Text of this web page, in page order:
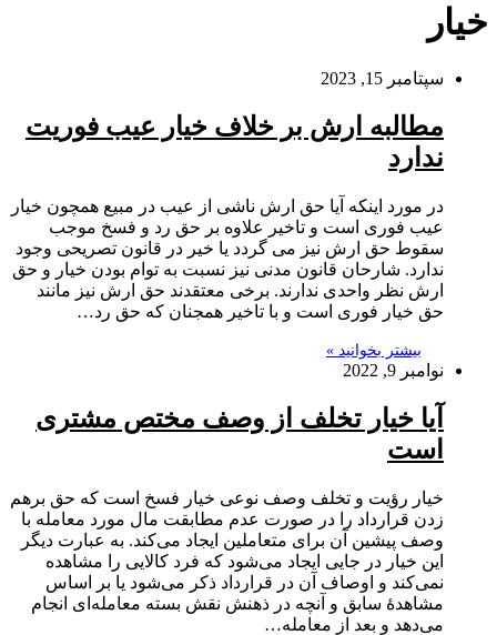
خیار
سپتامبر 15, 2023
مطالبه ارش بر خلاف خيار عيب فوريت
ندارد
در مورد اینکه آیا حق ارش ناشی از عیب در مبیع همچون خیار
عیب فوری است و تاخیر علاوه بر حق رد و فسخ موجب
سقوط حق ارش نیز می گردد یا خیر در قانون تصریحی وجود
ندارد. شارحان قانون مدنی نیز نسبت به توام بودن خیار و حق
ارش نظر واحدی ندارند. برخی معتقدند حق ارش نیز مانند
حق خیار فوری است و با تاخیر همجنان که حق رد…
بیشتر بخوانید »
نوامبر 9, 2022
آیا خیار تخلف از وصف مختص مشتری
است
خیار رؤیت و تخلف وصف نوعی خیار فسخ است که حق برهم
زدن قرارداد را در صورت عدم مطابقت مال مورد معامله با
وصف پیشین آن برای متعاملین ایجاد می‌کند. به عبارت دیگر
این خیار در جایی ایجاد می‌شود که فرد کالایی را مشاهده
نمی‌کند و اوصاف آن در قرارداد ذکر می‌شود یا بر اساس
مشاهدهٔ سابق و آنچه در ذهنش نقش بسته معامله‌ای انجام
می‌دهد و بعد از معامله…